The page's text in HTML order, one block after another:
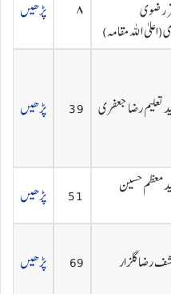
رضوی
اللہ مقامہ)
۸ پڑھیں
تعلیم رضا جعفری 39 پڑھیں
معظم حسین
51 پڑھیں
رضا گلزار 69 پڑھیں